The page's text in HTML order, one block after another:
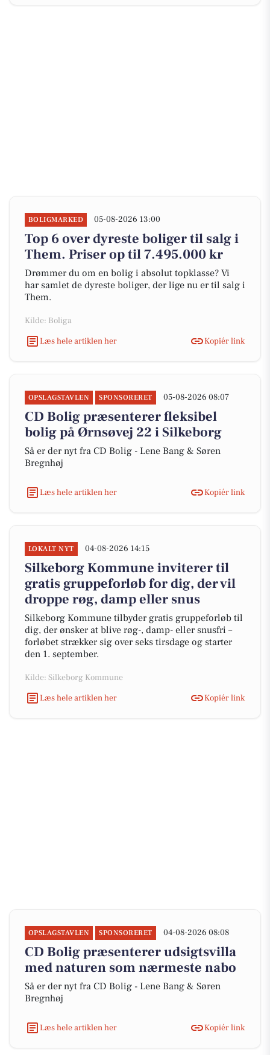
BOLIGMARKED 05-08-2026 13:00
Top 6 over dyreste boliger til salg i
Them. Priser op til 7.495.000 kr
Drømmer du om en bolig i absolut topklasse? Vi
har samlet de dyreste boliger, der lige nu er til salg i
Them.
Kilde: Boliga
Læs hele artiklen her
Kopiér link
OPSLAGSTAVLEN SPONSORERET 05-08-2026 08:07
CD Bolig præsenterer fleksibel
bolig på Ørnsøvej 22 i Silkeborg
Så er der nyt fra CD Bolig - Lene Bang & Søren
Bregnhøj
Læs hele artiklen her Kopiér link
LOKALT NYT 04-08-2026 14:15
Silkeborg Kommune inviterer til
gratis gruppeforløb for dig, der vil
droppe røg, damp eller snus
Silkeborg Kommune tilbyder gratis gruppeforløb til
dig, der ønsker at blive røg-, damp- eller snusfri –
forløbet strækker sig over seks tirsdage og starter
den 1. september.
Kilde: Silkeborg Kommune
Læs hele artiklen her
Kopiér link
OPSLAGSTAVLEN SPONSORERET 04-08-2026 08:08
CD Bolig præsenterer udsigtsvilla
med naturen som nærmeste nabo
Så er der nyt fra CD Bolig - Lene Bang & Søren
Bregnhøj
Læs hele artiklen her Kopiér link